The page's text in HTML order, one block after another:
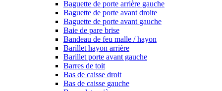
Baguette de porte arrière gauche
Baguette de porte avant droite
Baguette de porte avant gauche
Baie de pare brise
Bandeau de feu malle / hayon
Barillet hayon arrière
Barillet porte avant gauche
Barres de toit
Bas de caisse droit
Bas de caisse gauche